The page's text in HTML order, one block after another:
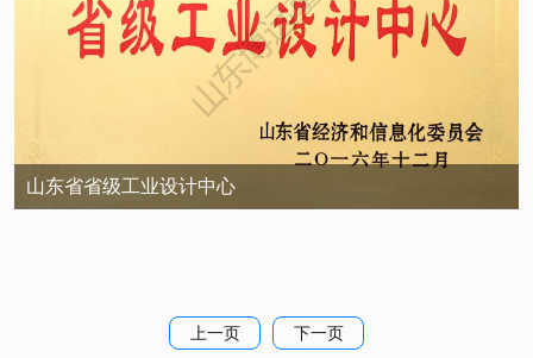
山东省省级工业设计中心
上一页 下一页